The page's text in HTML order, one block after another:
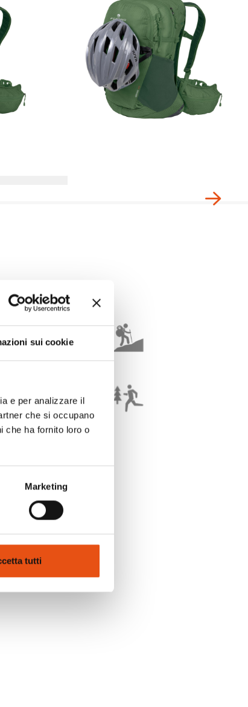
sui cookie
e per analizzare il
che si occupano
che ha fornito loro o
Marketing
tutti